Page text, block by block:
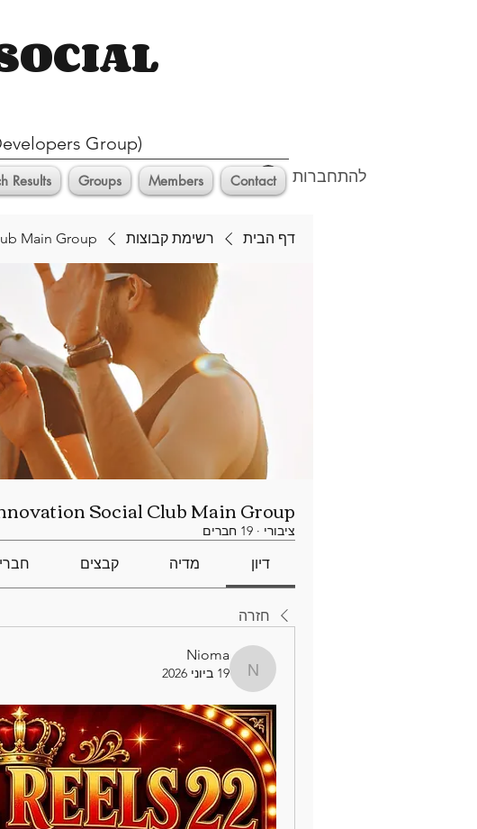
Group)
להתחברות Results Groups Members Contact
דף הבית רשימת קבוצות Main Group
Social Club Main Group
ציבורי · 19 חברים
דיון מדיה קבצים
חזרה
Nioma
Nioma
19 ביוני 2026